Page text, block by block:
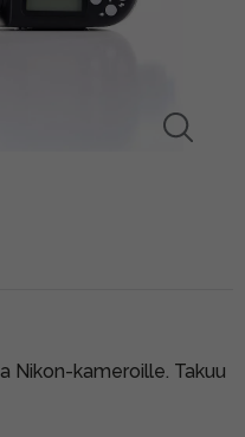
Nikon-kameroille. Takuu